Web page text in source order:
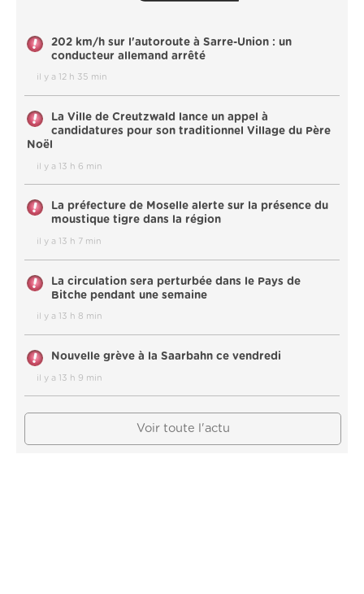
202 km/h sur l'autoroute à Sarre-Union : un
conducteur allemand arrêté
il y a 12 h 35 min
La Ville de Creutzwald lance un appel à
candidatures pour son traditionnel Village du Père
Noël
il y a 13 h 6 min
La préfecture de Moselle alerte sur la présence du
moustique tigre dans la région
il y a 13 h 7 min
La circulation sera perturbée dans le Pays de
Bitche pendant une semaine
il y a 13 h 8 min
Nouvelle grève à la Saarbahn ce vendredi
il y a 13 h 9 min
Voir toute l'actu